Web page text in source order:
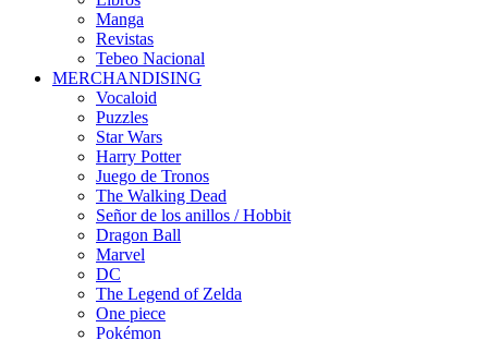
Manga
Revistas
Tebeo Nacional
MERCHANDISING
Vocaloid
Puzzles
Star Wars
Harry Potter
Juego de Tronos
The Walking Dead
Señor de los anillos / Hobbit
Dragon Ball
Marvel
DC
The Legend of Zelda
One piece
Pokémon